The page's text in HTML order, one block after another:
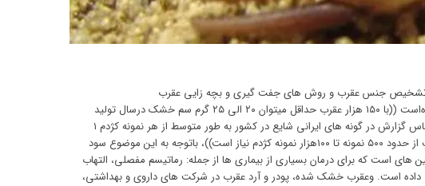
تشخیص جنس عقرب و روش های جفت گیری و بچه زایی عقرب
گرانبهاترین مایع در جهان سم عقرب است که قیمت یک گرم سم خشک برابر با ۸۰ میلیون تومان می باشد که در مباحث تئوری اینگونه آمده‌است ((با ۱۵۰ هزار عقرب حداقل میتوان ۲۰ الی ۲۵ گرم سم خشک درسال تولید
داشت که برابر با ۲ میلیارد تومان است. این در حالی است که بسته به متد سم گیری و گونه کژدم، میزان و کیفیت سم متفاوت است، بر اساس گزارش در گونه های ایرانی شایع در کشور به طور متوسط از هر نمونه کژدم ۱
صدم میلی‌گرم تا حدود ۲ میلی گرم سم با روش الکتروشوک بدست می آید یعنی این که برای تهیه یک گرم سم خشک از گونه های مختلف از حدود ۵۰۰ نمونه تا ۱۰۰هزار نمونه کژدم نیاز است))، باتوجه به این موضوع سود
پروتئین های است که برای درمان بسیاری از بیماری ها از جمله: رماتیسم مفصلی، التهاب
داده است. وعقرب خشک شده، پودر و آرد عقرب در شرکت های داروی و بهداشتی،